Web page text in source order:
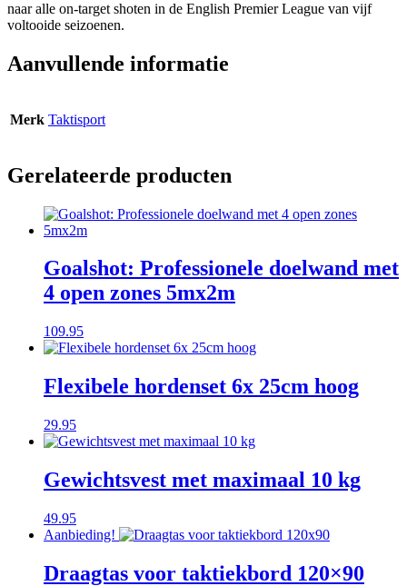
naar alle on-target shoten in de English Premier League van vijf
voltooide seizoenen.
Aanvullende informatie
Merk Taktisport
Gerelateerde producten
Goalshot: Professionele doelwand met
4 open zones 5mx2m
109.95
Flexibele hordenset 6x 25cm hoog
29.95
Gewichtsvest met maximaal 10 kg
49.95
Aanbieding!
Draagtas voor taktiekbord 120×90